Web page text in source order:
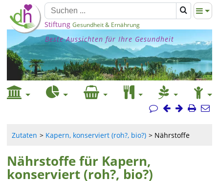
Stiftung Gesundheit & Ernährung
Beste Aussichten für Ihre Gesundheit
Zutaten Kapern, konserviert (roh?, bio?) Nährstoffe
Nährstoffe für Kapern,
konserviert (roh?, bio?)